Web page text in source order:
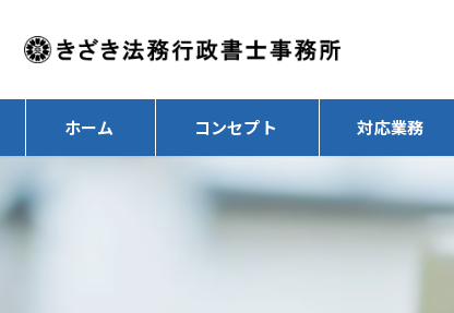
ホーム コンセプト 対応業務